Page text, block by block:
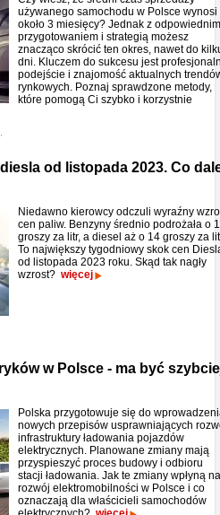
używanego samochodu w Polsce wynosi
około 3 miesięcy? Jednak z odpowiednim
przygotowaniem i strategią możesz
znacząco skrócić ten okres, nawet do
dni. Kluczem do sukcesu jest
podejście i znajomość aktualnych
rynkowych. Poznaj sprawdzone metody,
które pomogą Ci szybko i korzystnie
od listopada 2023. Co
Niedawno kierowcy odczuli wyraźny
cen paliw. Benzyny średnio podrożała o
groszy za litr, a diesel aż o 14 groszy za
To największy tygodniowy skok cen
od listopada 2023 roku. Skąd tak nagły
wzrost? więcej
w Polsce - ma być
Polska przygotowuje się do
nowych przepisów usprawniających
infrastruktury ładowania pojazdów
elektrycznych. Planowane zmiany mają
przyspieszyć proces budowy i odbioru
stacji ładowania. Jak te zmiany wpłyną na
rozwój elektromobilności w Polsce i co
oznaczają dla właścicieli samochodów